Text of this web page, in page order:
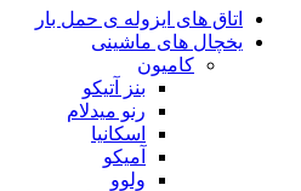
اتاق های ایزوله ی حمل بار
یخچال های ماشینی
کامیون
بنز آتیکو
رنو میدلام
اسکانیا
آمیکو
ولوو